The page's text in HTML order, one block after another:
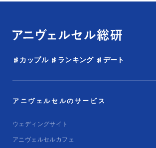
カップル ランキング デート
アニヴェルセルのサービス
ウェディングサイト
アニヴェルセルカフェ